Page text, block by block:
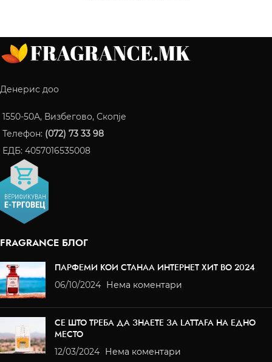
Денерис доо
1550-50A, Визбегово, Скопје
Телефон: (072) 73 33 98
ЕДБ: 4057016535008
FRAGRANCE БЛОГ
ПАРФЕМИ КОИ СТАНАА ИНТЕРНЕТ ХИТ ВО 2024
06/10/2024 Нема коментари
СЕ ШТО ТРЕБА ДА ЗНАЕТЕ ЗА LATTAFA НА ЕДНО
МЕСТО
12/03/2024 Нема коментари